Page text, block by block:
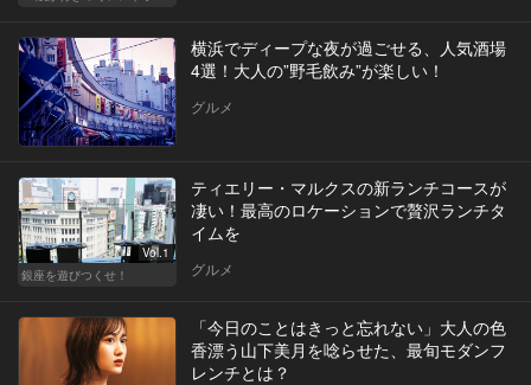
横浜でディープな夜が過ごせる、人気酒場
4選！大人の”野毛飲み”が楽しい！
グルメ
Vol.1
銀座を遊びつくせ！
ティエリー・マルクスの新ランチコースが
凄い！最高のロケーションで贅沢ランチタ
イムを
グルメ
「今日のことはきっと忘れない」大人の色
香漂う山下美月を唸らせた、最旬モダンフ
レンチとは？